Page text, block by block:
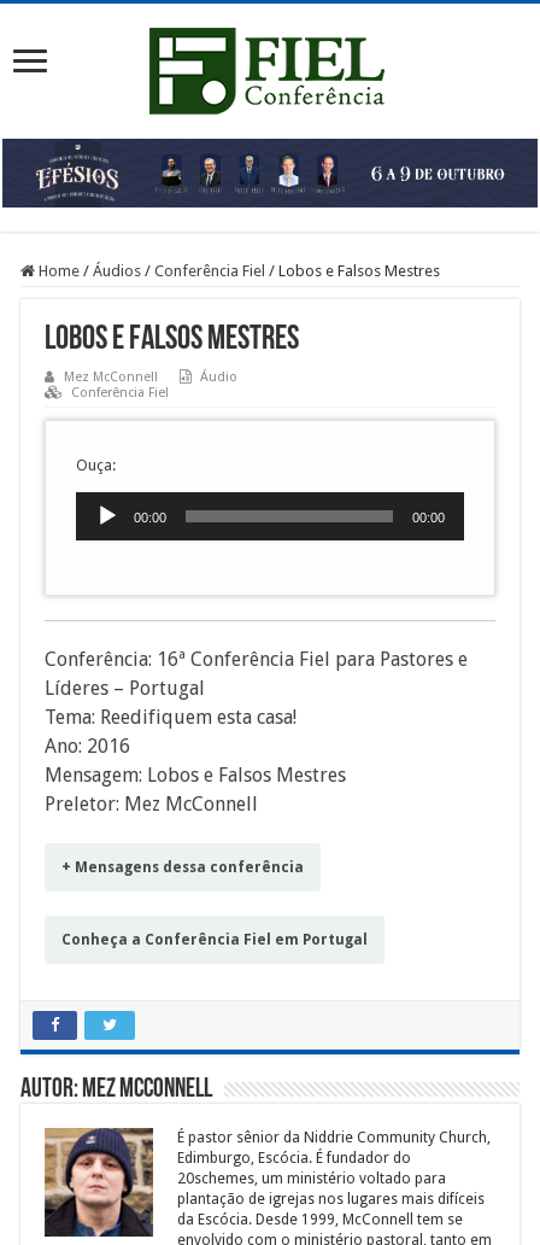
Home / Áudios / Conferência Fiel / Lobos e Falsos Mestres
Lobos e Falsos Mestres
Mez McConnell
Áudio
Conferência Fiel
Ouça:
Tocador
00:00 00:00
Conferência: 16ª Conferência Fiel para Pastores e
Líderes – Portugal
Tema: Reedifiquem esta casa!
Ano: 2016
Mensagem: Lobos e Falsos Mestres
Preletor: Mez McConnell
+ Mensagens dessa conferência
Conheça a Conferência Fiel em Portugal
Autor: Mez McConnell
É pastor sênior da Niddrie Community Church,
Edimburgo, Escócia. É fundador do
20schemes, um ministério voltado para
plantação de igrejas nos lugares mais difíceis
da Escócia. Desde 1999, McConnell tem se
envolvido com o ministério pastoral, tanto em